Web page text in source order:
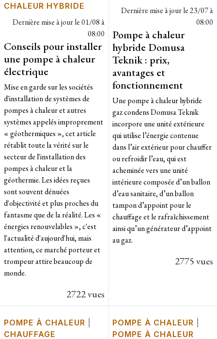
CHALEUR HYBRIDE
Dernière mise à jour le01/08 à
08:00
Conseils pour installer
une pompe à chaleur
électrique
Mise en garde sur les sociétés
d'installation de systèmes de
pompes à chaleur et autres
systèmes appelés improprement
« géothermiques », cet article
rétablit toute la vérité sur le
secteur de l'installation des
pompes à chaleur et la
géothermie. Les idées reçues
sont souvent dénuées
d'objectivité et plus proches du
fantasme que de la réalité. Les «
énergies renouvelables », c'est
l'actualité d'aujourd'hui, mais
attention, ce marché porteur et
trompeur attire beaucoup de
monde.
2722 vues
Dernière mise à jour le23/07 à
08:00
Pompe à chaleur
hybride Domusa
Teknik : prix,
avantages et
fonctionnement
Une pompe à chaleur hybride
gaz condens Domusa Teknik
incorpore une unité extérieure
qui utilise l’énergie contenue
dans l’air extérieur pour chauffer
ou refroidir l’eau, qui est
acheminée vers une unité
intérieure composée d’un ballon
d’eau sanitaire, d’un ballon
tampon d’appoint pour le
chauffage et le rafraîchissement
ainsi qu’un générateur d’appoint
au gaz.
2775 vues
POMPE À CHALEUR
CHAUFFAGE
POMPE À CHALEUR
POMPE À CHALEUR